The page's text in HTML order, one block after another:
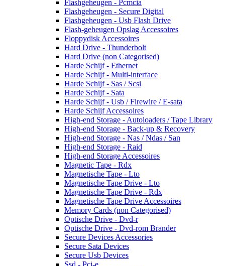
Flashgeheugen - Pcmcia
Flashgeheugen - Secure Digital
Flashgeheugen - Usb Flash Drive
Flash-geheugen Opslag Accessoires
Floppydisk Accessoires
Hard Drive - Thunderbolt
Hard Drive (non Categorised)
Harde Schijf - Ethernet
Harde Schijf - Multi-interface
Harde Schijf - Sas / Scsi
Harde Schijf - Sata
Harde Schijf - Usb / Firewire / E-sata
Harde Schijf Accessoires
High-end Storage - Autoloaders / Tape Library
High-end Storage - Back-up & Recovery
High-end Storage - Nas / Ndas / San
High-end Storage - Raid
High-end Storage Accessoires
Magnetic Tape - Rdx
Magnetische Tape - Lto
Magnetische Tape Drive - Lto
Magnetische Tape Drive - Rdx
Magnetische Tape Drive Accessoires
Memory Cards (non Categorised)
Optische Drive - Dvd-r
Optische Drive - Dvd-rom Brander
Secure Devices Accessories
Secure Sata Devices
Secure Usb Devices
Ssd - Pci-e